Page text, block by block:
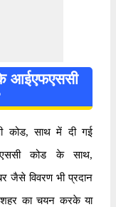
के आईएफएससी
कोड, साथ में दी गई
कोड के साथ,
जैसे विवरण भी प्रदान
शहर का चयन करके या